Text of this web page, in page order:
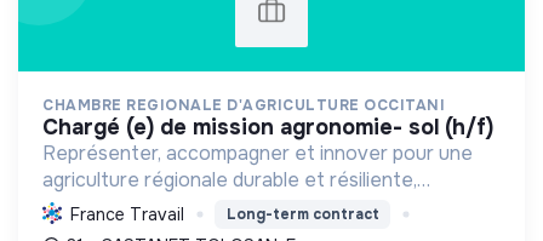
CHAMBRE REGIONALE D'AGRICULTURE OCCITANI
chargé (e) de mission agronomie- sol (h/f)
Représenter, accompagner et innover pour une
agriculture régionale durable et résiliente,
promouvant l'agroécologie et la gestion des
ressources face aux enjeux climatiques.
France Travail Long-term contract